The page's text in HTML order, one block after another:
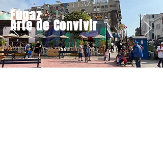
Fugaz
Arte de Convivir